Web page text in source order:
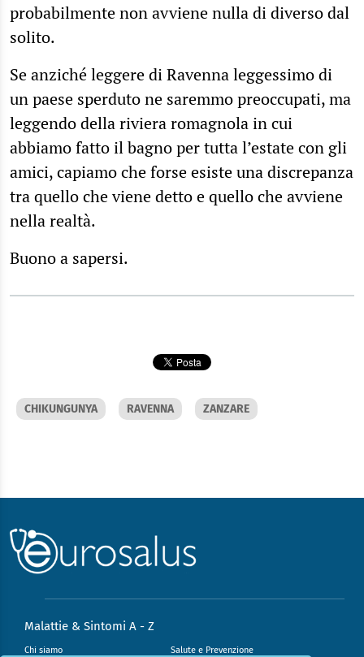
probabilmente non avviene nulla di diverso dal
solito.
Se anziché leggere di Ravenna leggessimo di
un paese sperduto ne saremmo preoccupati, ma
leggendo della riviera romagnola in cui
abbiamo fatto il bagno per tutta l’estate con gli
amici, capiamo che forse esiste una discrepanza
tra quello che viene detto e quello che avviene
nella realtà.
Buono a sapersi.
CHIKUNGUNYA RAVENNA ZANZARE
Malattie & Sintomi A - Z
Chi siamo Salute e Prevenzione